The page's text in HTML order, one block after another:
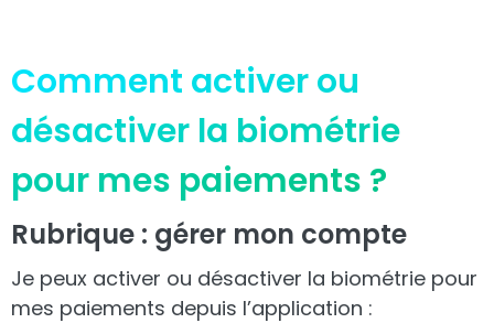
Comment activer ou
désactiver la biométrie
pour mes paiements ?
Rubrique : gérer mon compte
Je peux activer ou désactiver la biométrie pour
mes paiements depuis l’application :